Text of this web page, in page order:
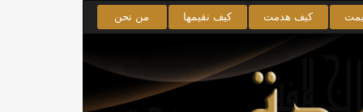
كيف هدمت كيف نقيمها من نحن